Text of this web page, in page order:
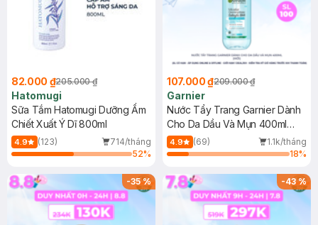
82.000 ₫205.000 ₫
Hatomugi
Sữa Tắm Hatomugi Dưỡng Ẩm
Chiết Xuất Ý Dĩ 800ml
4.9 (123)
714/tháng
52%
107.000 ₫209.000 ₫
Garnier
Nước Tẩy Trang Garnier Dành
Cho Da Dầu Và Mụn 400ml
(Mới)
4.9 (69)
1.1k/tháng
18%
-35% -43%